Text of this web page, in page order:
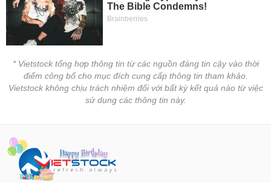
* Vietstock tổng hợp thông tin từ các nguồn đáng tin cậy vào thời
điểm công bố cho mục đích cung cấp thông tin tham khảo.
Vietstock không chịu trách nhiệm đối với bất kỳ kết quả nào từ việc
sử dụng các thông tin này.